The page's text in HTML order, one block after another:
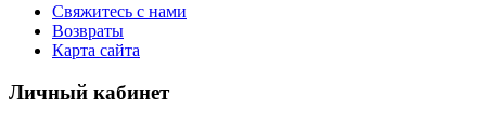
Свяжитесь с нами
Возвраты
Карта сайта
Личный кабинет